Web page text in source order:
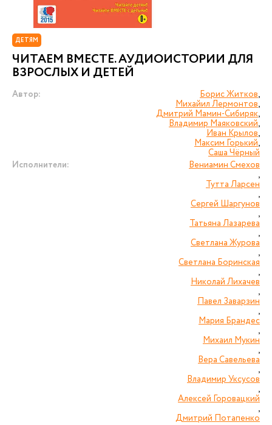
ДЕТЯМ
ЧИТАЕМ ВМЕСТЕ. АУДИОИСТОРИИ ДЛЯ
ВЗРОСЛЫХ И ДЕТЕЙ
Автор: Борис Житков,
Михайил Лермонтов,
Дмитрий Мамин-Сибиряк,
Владимир Маяковский,
Иван Крылов,
Максим Горький,
Саша Чёрный
Исполнители:
Вениамин Смехов
,
Тутта Ларсен
,
Сергей Шаргунов
,
Татьяна Лазарева
,
Светлана Журова
,
Светлана Боринская
,
Николай Лихачев
,
Павел Заварзин
,
Мария Брандес
,
Михаил Мукин
,
Вера Савельева
,
Владимир Уксусов
,
Алексей Горовацкий
,
Дмитрий Потапенко